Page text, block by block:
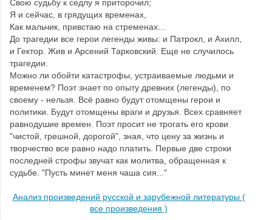
Свою судьбу к седлу я приторочил;
Я и сейчас, в грядущих временах,
Как мальчик, привстаю на стременах...
До трагедии все герои легенды живы: и Патрокл, и Ахилл,
и Гектор. Жив и Арсений Тарковский. Еще не случилось
трагедии.
Можно ли обойти катастрофы, устраиваемые людьми и
временем? Поэт знает по опыту древних (легенды), по
своему - нельзя. Всё равно будут отомщены герои и
политики. Будут отомщены враги и друзья. Всех сравняет
равнодушие времен. Поэт просит не трогать его крови
"чистой, грешной, дорогой", зная, что цену за жизнь и
творчество все равно надо платить. Первые две строки
последней строфы звучат как молитва, обращенная к
судьбе. "Пусть минет меня чаша сия..."
Анализ произведений русской и зарубежной литературы (
все произведения )